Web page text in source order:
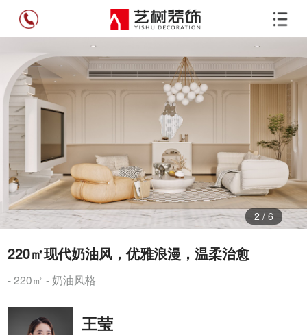
3 /6
220㎡现代奶油风，优雅浪漫，温柔治愈
- 220㎡ - 奶油风格
王莹